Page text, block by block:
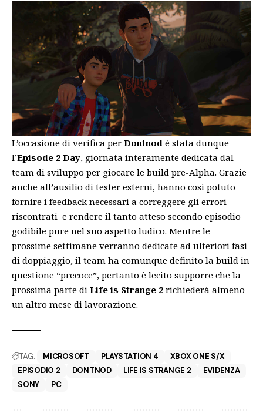
L’occasione di verifica per Dontnod è stata dunque
l’Episode 2 Day, giornata interamente dedicata dal
team di sviluppo per giocare le build pre-Alpha. Grazie
anche all’ausilio di tester esterni, hanno così potuto
fornire i feedback necessari a correggere gli errori
riscontrati e rendere il tanto atteso secondo episodio
godibile pure nel suo aspetto ludico. Mentre le
prossime settimane verranno dedicate ad ulteriori fasi
di doppiaggio, il team ha comunque definito la build in
questione “precoce”, pertanto è lecito supporre che la
prossima parte di Life is Strange 2 richiederà almeno
un altro mese di lavorazione.
TAG: MICROSOFT PLAYSTATION 4
XBOX ONE S/X
EPISODIO 2
DONTNOD LIFE IS STRANGE 2
EVIDENZA
SONY
PC